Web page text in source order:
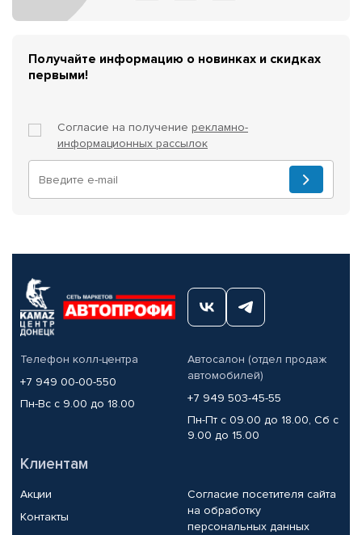
Получайте информацию о новинках и скидках
первыми!
Согласие на получение рекламно-
информационных рассылок
Телефон колл-центра
+7 949 00-00-550
Пн-Вс с 9.00 до 18.00
Автосалон (отдел продаж
автомобилей)
+7 949 503-45-55
Пн-Пт с 09.00 до 18.00, Сб с
9.00 до 15.00
Клиентам
Акции
Контакты
Согласие посетителя сайта
на обработку
персональных данных